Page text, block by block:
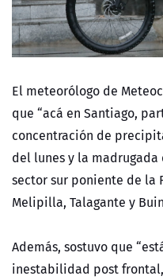
El meteorólogo de
que “acá en Santiago,
concentración de
del lunes y la
sector sur poniente de la
Melipilla, Talagante y
Además, sostuvo que
inestabilidad post